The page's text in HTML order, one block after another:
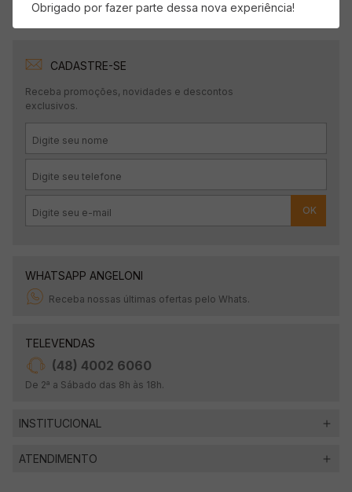
CADASTRE-SE
Receba promoções, novidades e descontos
exclusivos.
OK
WHATSAPP ANGELONI
Receba nossas últimas ofertas pelo Whats.
TELEVENDAS
(48) 4002 6060
De 2ª a Sábado das 8h às 18h.
INSTITUCIONAL
ATENDIMENTO
Obrigado por fazer parte dessa nova experiência!